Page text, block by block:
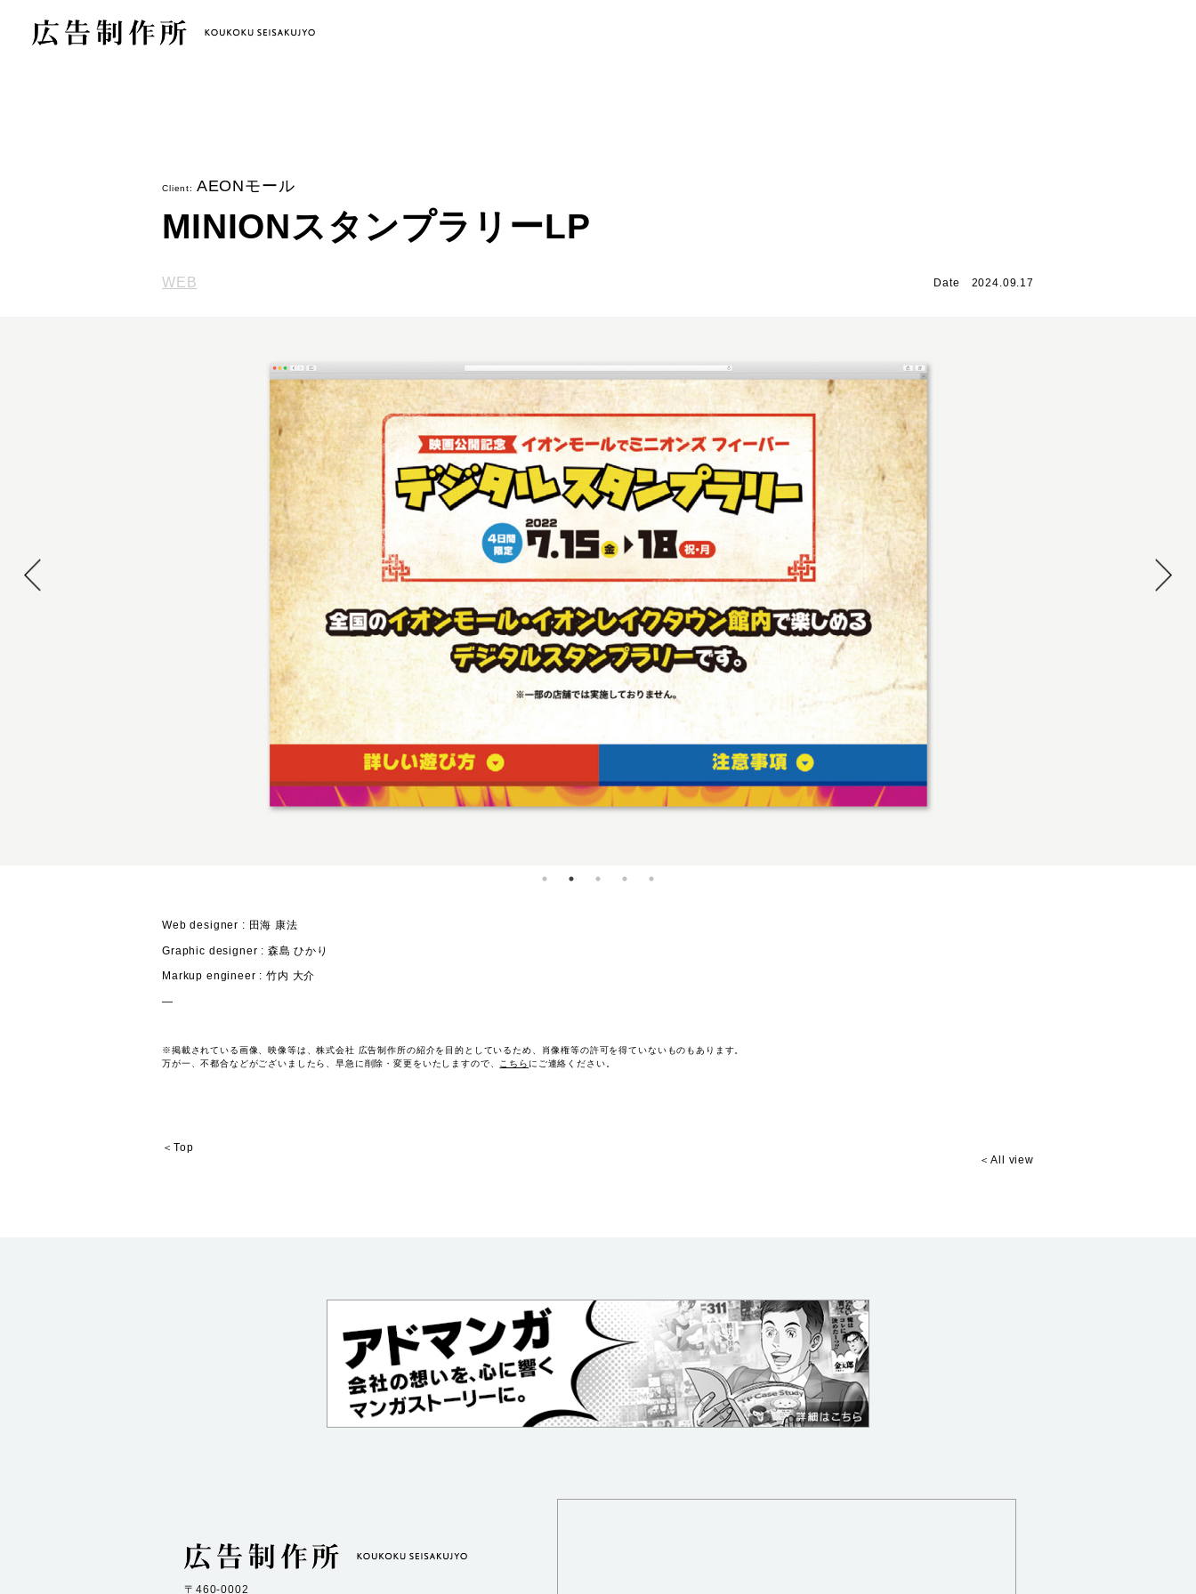
Client: AEONモール
MINIONスタンプラリーLP
WEB Date 2024.09.17
Web designer : 田海 康法
Graphic designer : 森島 ひかり
Markup engineer : 竹内 大介
―
※掲載されている画像、映像等は、株式会社 広告制作所の紹介を目的としているため、肖像権等の許可を得ていないものもあります。
万が一、不都合などがございましたら、早急に削除・変更をいたしますので、
こちら にご連絡ください。
＜Top
＜All view
〒460-0002